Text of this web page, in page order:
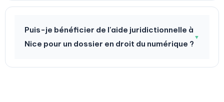
Puis-je bénéficier de l'aide juridictionnelle à
Nice pour un dossier en droit du numérique ?
▼